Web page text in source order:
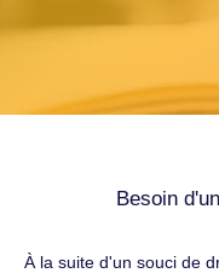
Besoin
À la suite d'un souci de